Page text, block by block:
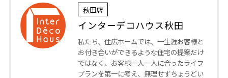
秋田店
インターデコハウス秋田
私たち、住広ホームでは、一生涯お客様と
お付き合いができるような住宅の提案だけ
ではなく、お客様一人一人に合ったライフ
プランを第一に考え、無理せずちょうどい